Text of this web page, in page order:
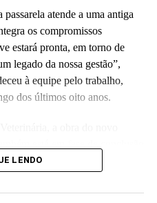
atende a uma antiga
os compromissos
estará pronta, em torno de
legado da nossa gestão”,
à equipe pelo trabalho,
dos últimos oito anos.
LENDO